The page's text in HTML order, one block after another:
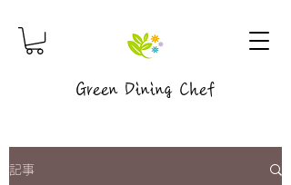
Green Dining Chef
記事